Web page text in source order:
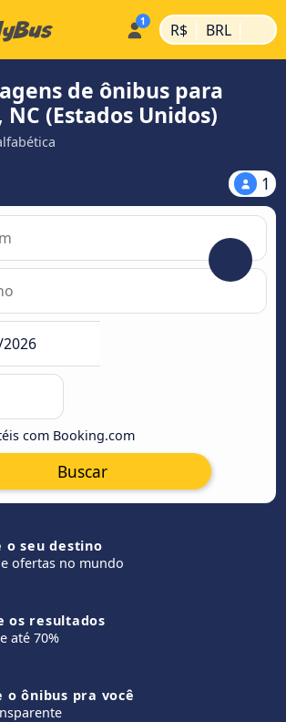
R$ | BRL |
de ônibus para
(Estados Unidos)
1
com Booking.com
Buscar
o seu destino
ofertas no mundo
os resultados
até 70%
o ônibus pra você